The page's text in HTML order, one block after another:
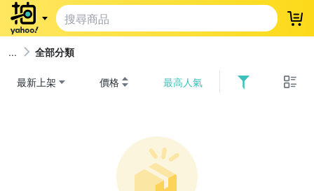
登
全部分類
最新上架 價格 最高人氣